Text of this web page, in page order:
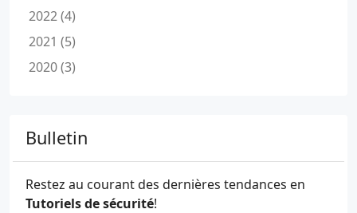
2022 (4)
2021 (5)
2020 (3)
Bulletin
Restez au courant des dernières tendances en
Tutoriels de sécurité!